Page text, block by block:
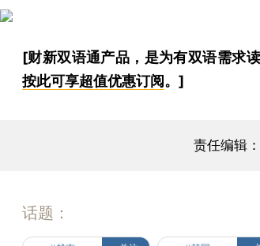
[财新双语通产品，是为有双语需求
按此可享超值优惠订阅。]
责任编辑
话题：